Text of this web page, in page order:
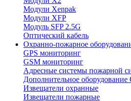
Модули Xenpak
Модули XFP
Модуль SFP 2.5G
Оптический кабель
Охранно-пожарное
GPS мониторинг
GSM мониторинг
Адресные системы пожарной
Дополнительное
Извещатели охранные
Извещатели пожарные